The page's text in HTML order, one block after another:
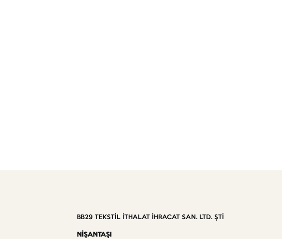
BB29 TEKSTİL İTHALAT İHRACAT SAN. LTD. ŞTİ
NİŞANTAŞI